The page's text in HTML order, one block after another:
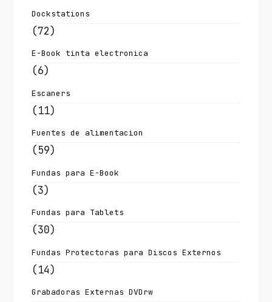
Dockstations
(72)
E-Book tinta electronica
(6)
Escaners
(11)
Fuentes de alimentacion
(59)
Fundas para E-Book
(3)
Fundas para Tablets
(30)
Fundas Protectoras para Discos Externos
(14)
Grabadoras Externas DVDrw